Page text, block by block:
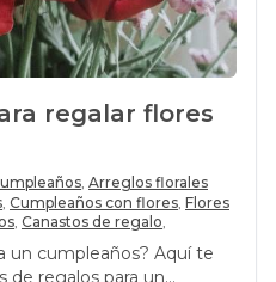
regalar flores
, Arreglos florales
Cumpleaños con flores Flores
Canastos de regalo
un cumpleaños? Aquí te
de regalos para un